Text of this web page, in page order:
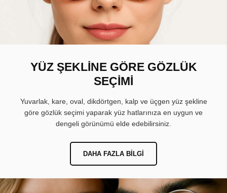
YÜZ ŞEKLİNE GÖRE GÖZLÜK
SEÇİMİ
Yuvarlak, kare, oval, dikdörtgen, kalp ve üçgen yüz şekline
göre gözlük seçimi yaparak yüz hatlarınıza en uygun ve
dengeli görünümü elde edebilirsiniz.
DAHA FAZLA BILGI